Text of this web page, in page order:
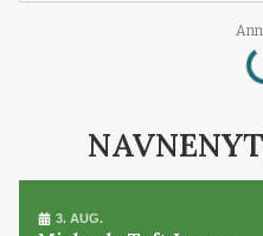
NAVNENYT
3. AUG.